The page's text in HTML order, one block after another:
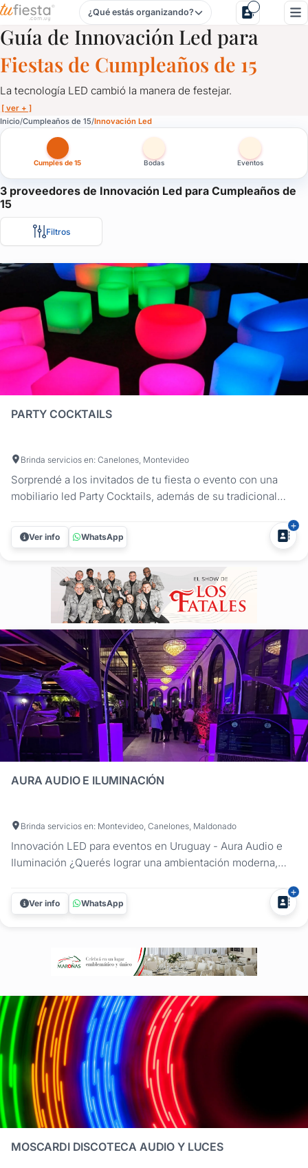
Innovación Led para Cumpleaños de 15 en Uruguay
¿Qué estás organizando?
Guía de Innovación Led para
Fiestas de Cumpleaños de 15
La tecnología LED cambió la manera de festejar.
[ ver + ]
Inicio Cumpleaños de 15 Innovación Led
Cumples de 15 Bodas Eventos
3 proveedores de Innovación Led para Cumpleaños de
15
Filtros
PARTY COCKTAILS
Brinda servicios en: Canelones, Montevideo
Sorprendé a los invitados de tu fiesta o evento con una
mobiliario led Party Cocktails, además de su tradicional
nueva tendencia en mobiliario led. Ambientación y
comodidad para ti y tus invitados. Mesas de apoyo, livings,
Ver info WhatsApp
AURA AUDIO E ILUMINACIÓN
Brinda servicios en: Montevideo, Canelones, Maldonado
Innovación LED para eventos en Uruguay - Aura Audio e
Iluminación ¿Querés lograr una ambientación moderna,
evento? En Aura Audio e Iluminación te ofrecemos
soluciones de iluminación LED y decoración tecnológica
Ver info WhatsApp
MOSCARDI DISCOTECA AUDIO Y LUCES
Innovación Led para Cumpleaños de 15 en Uruguay
La tecnología LED cambió la manera de festejar.
Aquí te traemos las últimas opciones en innovación led para